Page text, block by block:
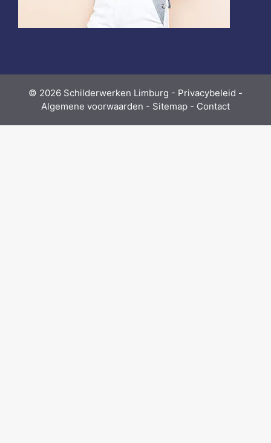
© 2026 Schilderwerken Limburg - Privacybeleid -
Algemene voorwaarden - Sitemap - Contact